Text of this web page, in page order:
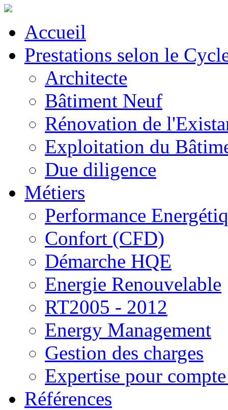
Accueil
Prestations selon le
Architecte
Bâtiment Neuf
Rénovation de
Exploitation du
Due diligence
Métiers
Performance
Confort (CFD)
Démarche HQE
Energie Renouvelable
RT2005 - 2012
Energy Management
Gestion des charges
Expertise pour
Références